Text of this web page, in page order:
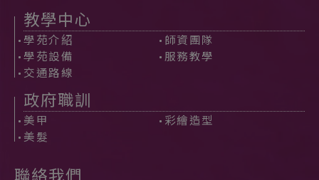
教學中心
學苑介紹
師資團隊
學苑設備
服務教學
交通路線
政府職訓
美甲
彩繪造型
美髮
聯絡我們